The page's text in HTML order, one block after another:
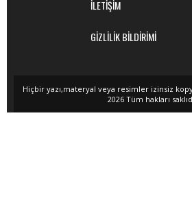
İLETİŞİM
GİZLİLİK BİLDİRİMİ
Hiçbir yazı,materyal veya resimler izinsiz
2026 Tüm hakları